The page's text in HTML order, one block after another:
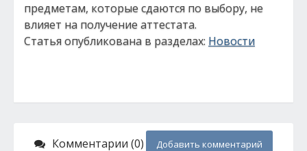
предметам, которые сдаются по выбору, не
влияет на получение аттестата.
Статья опубликована в разделах: Новости
Комментарии (0) Добавить комментарий